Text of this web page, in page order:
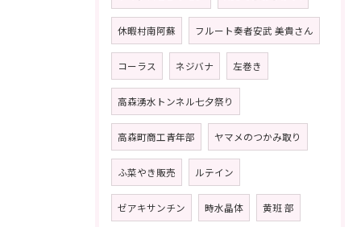
休暇村南阿蘇 フルート奏者安武 美貴さん
コーラス ネジバナ 左巻き
高森湧水トンネル七夕祭り
高森町商工青年部 ヤマメのつかみ取り
ふ菜やき販売 ルテイン
ゼアキサンチン 時水晶体 黄班 部